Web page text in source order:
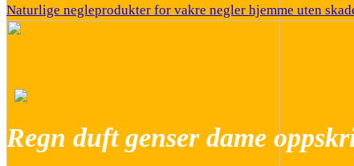
Naturlige negleprodukter for vakre negler hjemme uten
Regn duft genser dame